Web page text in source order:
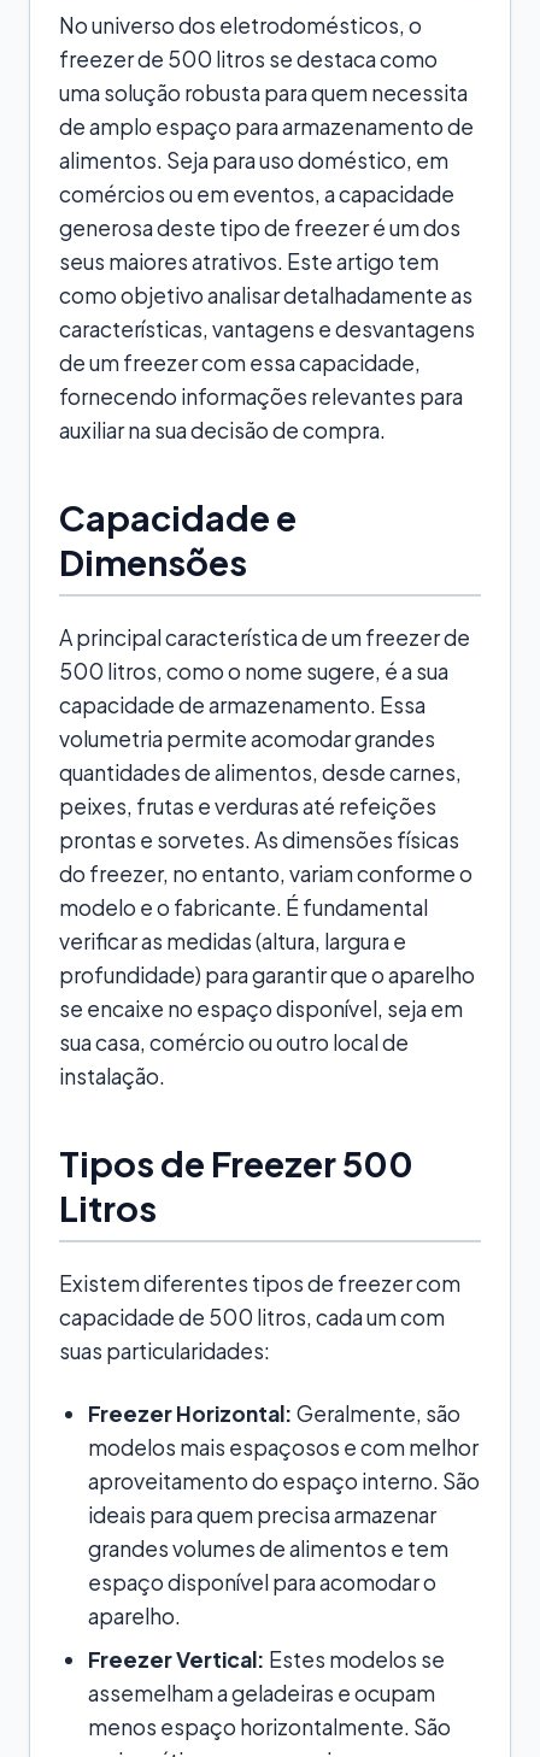
No universo dos eletrodomésticos, o
freezer de 500 litros se destaca como
uma solução robusta para quem necessita
de amplo espaço para armazenamento de
alimentos. Seja para uso doméstico, em
comércios ou em eventos, a capacidade
generosa deste tipo de freezer é um dos
seus maiores atrativos. Este artigo tem
como objetivo analisar detalhadamente as
características, vantagens e desvantagens
de um freezer com essa capacidade,
fornecendo informações relevantes para
auxiliar na sua decisão de compra.
Capacidade e
Dimensões
A principal característica de um freezer de
500 litros, como o nome sugere, é a sua
capacidade de armazenamento. Essa
volumetria permite acomodar grandes
quantidades de alimentos, desde carnes,
peixes, frutas e verduras até refeições
prontas e sorvetes. As dimensões físicas
do freezer, no entanto, variam conforme o
modelo e o fabricante. É fundamental
verificar as medidas (altura, largura e
profundidade) para garantir que o aparelho
se encaixe no espaço disponível, seja em
sua casa, comércio ou outro local de
instalação.
Tipos de Freezer 500
Litros
Existem diferentes tipos de freezer com
capacidade de 500 litros, cada um com
suas particularidades:
Freezer Horizontal: Geralmente, são
modelos mais espaçosos e com melhor
aproveitamento do espaço interno. São
ideais para quem precisa armazenar
grandes volumes de alimentos e tem
espaço disponível para acomodar o
aparelho.
Freezer Vertical: Estes modelos se
assemelham a geladeiras e ocupam
menos espaço horizontalmente. São